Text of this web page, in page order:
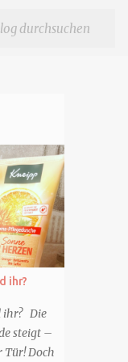
ihr?
ihr? Die
steigt –
Tür! Doch